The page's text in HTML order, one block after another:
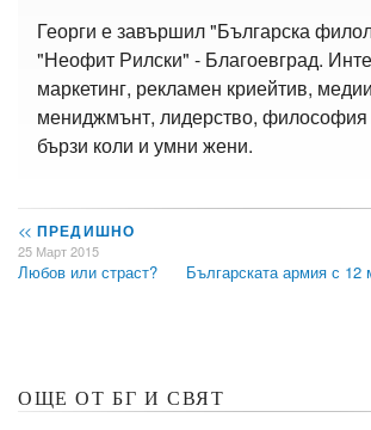
Георги е завършил "Българска
"Неофит Рилски" - Благоевград.
маркетинг, рекламен криейтив,
мениджмънт, лидерство, философия
бързи коли и умни жени.
<< ПРЕДИШНО
25 Март 2015
Любов или страст? Българската армия с
ОЩЕ ОТ БГ И СВЯТ